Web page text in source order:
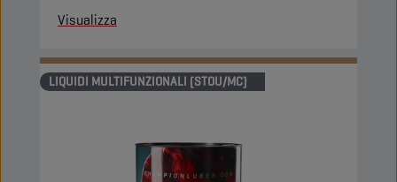
Visualizza
LIQUIDI MULTIFUNZIONALI (STOU/MC)